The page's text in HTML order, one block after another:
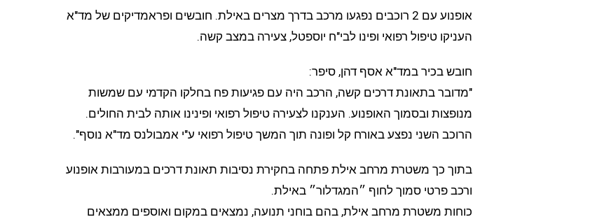
אופנוע עם 2 רוכבים נפגעו מרכב בדרך מצרים באילת. חובשים ופראמדיקים של מד"א
העניקו טיפול רפואי ופינו לבי"ח יוספטל, צעירה במצב קשה.
חובש בכיר במד"א אסף דהן, סיפר:
"מדובר בתאונת דרכים קשה, הרכב היה עם פגיעות פח בחלקו הקדמי עם שמשות
מנופצות ובסמוך האופנוע. הענקנו לצעירה טיפול רפואי ופינינו אותה לבית החולים.
הרוכב השני נפצע באורח קל ופונה תוך המשך טיפול רפואי ע"י אמבולנס מד"א נוסף".
בתוך כך משטרת מרחב אילת פתחה בחקירת נסיבות תאונת דרכים במעורבות אופנוע
ורכב פרטי סמוך לחוף ״המגדלור״ באילת.
כוחות משטרת מרחב אילת, בהם בוחני תנועה, נמצאים במקום ואוספים ממצאים